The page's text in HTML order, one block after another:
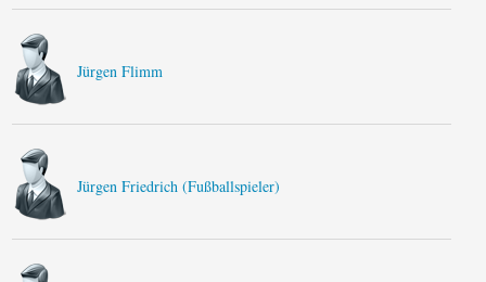
Jürgen Flimm
Jürgen Friedrich (Fußballspieler)